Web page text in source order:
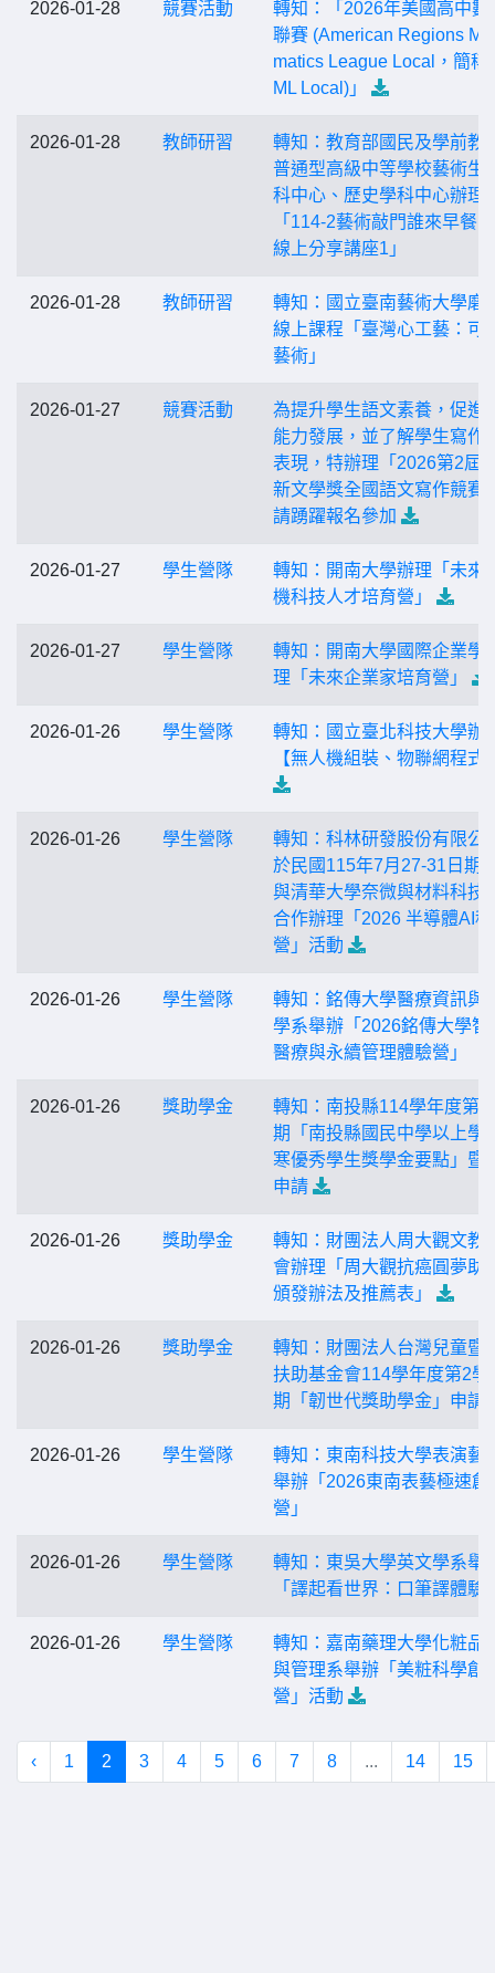
2026-01-28 競賽活動
轉知：「2026年美國高中數
聯賽 (American Regions
matics League Local，簡稱
ML Local)」
2026-01-28 教師研習
轉知：教育部國民及學前教
普通型高級中等學校藝術生
科中心、歷史學科中心辦理
「114-2藝術敲門誰來早餐
線上分享講座1」
2026-01-28 教師研習
轉知：國立臺南藝術大學磨
線上課程「臺灣心工藝：可
藝術」
2026-01-27 競賽活動
為提升學生語文素養，促進
能力發展，並了解學生寫作
表現，特辦理「2026第2屆
新文學獎全國語文寫作競賽
請踴躍報名參加
2026-01-27 學生營隊
轉知：開南大學辦理「未來
機科技人才培育營」
2026-01-27 學生營隊
轉知：開南大學國際企業學
理「未來企業家培育營」
2026-01-26 學生營隊
轉知：國立臺北科技大學辦
【無人機組裝、物聯網程式
2026-01-26 學生營隊
轉知：科林研發股份有限公
於民國115年7月27-31日期
與清華大學奈微與材料科技
合作辦理「2026 半導體AI
營」活動
2026-01-26 學生營隊
轉知：銘傳大學醫療資訊與
學系舉辦「2026銘傳大學智
醫療與永續管理體驗營」
2026-01-26 獎助學金
轉知：南投縣114學年度第2
期「南投縣國民中學以上學
寒優秀學生獎學金要點」暨
申請
2026-01-26 獎助學金
轉知：財團法人周大觀文教
會辦理「周大觀抗癌圓夢助
頒發辦法及推薦表」
2026-01-26 獎助學金
轉知：財團法人台灣兒童暨
扶助基金會114學年度第2學
期「韌世代獎助學金」申請
2026-01-26 學生營隊
轉知：東南科技大學表演藝
舉辦「2026東南表藝極速創
營」
2026-01-26 學生營隊
轉知：東吳大學英文學系舉
「譯起看世界：口筆譯體驗
2026-01-26 學生營隊
轉知：嘉南藥理大學化粧品
與管理系舉辦「美粧科學創
營」活動
‹ 1 2 3 4 5 6 7 8 ... 14 15